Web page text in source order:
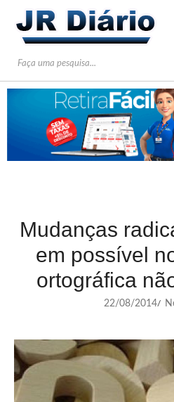
Mudanças
em possível
ortográfica
22/08/2014/